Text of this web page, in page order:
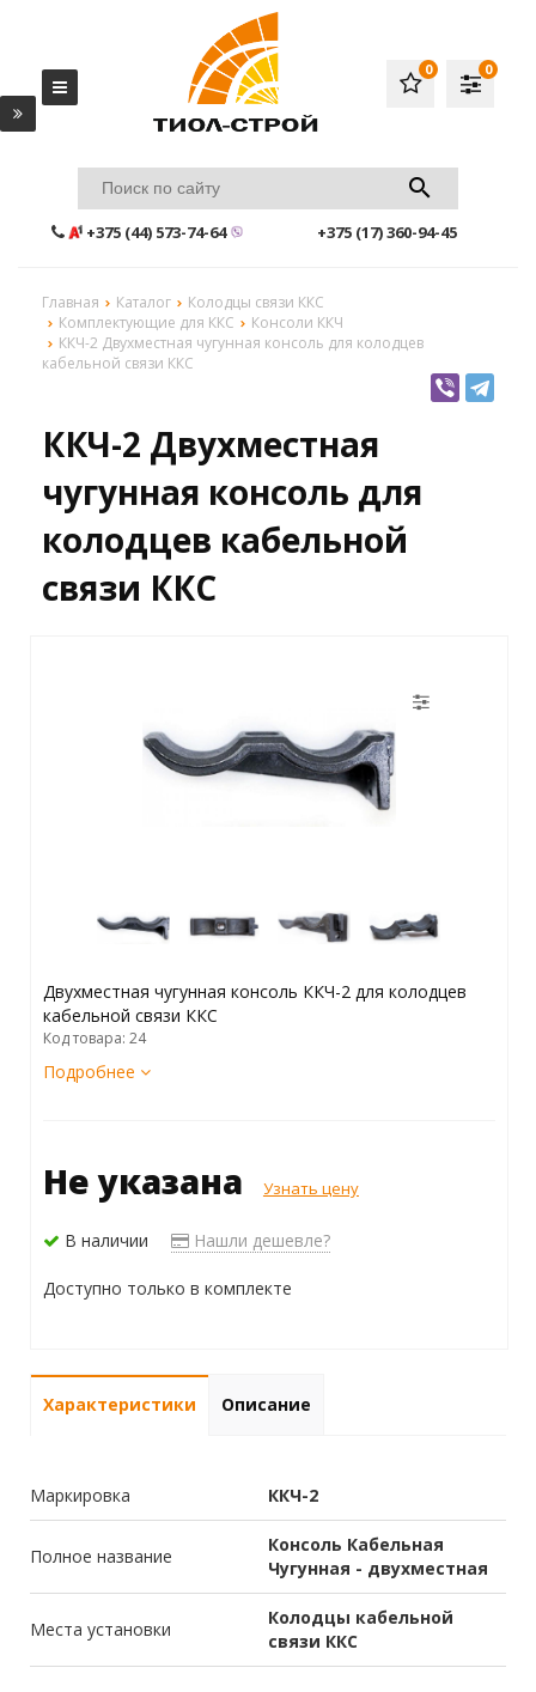
0 0
+375 (44) 573-74-64 +375 (17) 360-94-45
Главная Каталог
Колодцы связи ККС
Комплектующие для ККС
Консоли ККЧ
ККЧ-2 Двухместная чугунная консоль для колодцев
кабельной связи ККС
ККЧ-2 Двухместная
чугунная консоль для
колодцев кабельной
связи ККС
Двухместная чугунная консоль ККЧ-2 для колодцев
кабельной связи ККС
Код товара: 24
Подробнее
Не указана Узнать цену
В наличии Нашли дешевле?
Доступно только в комплекте
Характеристики Описание
Маркировка ККЧ-2
Полное название
Консоль Кабельная
Чугунная - двухместная
Места установки
Колодцы кабельной
связи ККС